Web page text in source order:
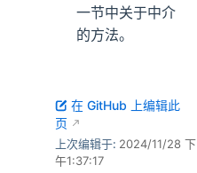
一节中关于中介
的方法。
在 GitHub 上编辑此
页
上次编辑于: 2024/11/28 下
午1:37:17